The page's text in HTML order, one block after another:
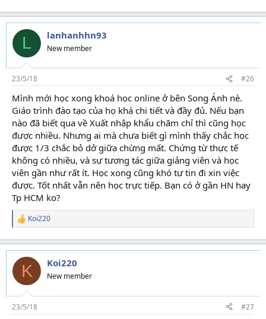
L lanhanhhn93
New member
23/5/18 #26
Mình mới học xong khoá học online ở bên Song Ánh nè.
Giáo trình đào tạo của họ khá chi tiết và đầy đủ. Nếu bạn
nào đã biết qua về Xuất nhập khẩu chăm chỉ thì cũng học
được nhiều. Nhưng ai mà chưa biết gì mình thấy chắc học
được 1/3 chắc bỏ dở giữa chừng mất. Chứng từ thực tế
không có nhiều, và sự tương tác giữa giảng viên và học
viên gần như rất ít. Học xong cũng khó tự tin đi xin việc
được. Tốt nhất vẫn nên học trực tiếp. Bạn có ở gần HN hay
Tp HCM ko?
R
a
c
t
o
s
:
Koi220
K Koi220
New member
23/5/18 #27